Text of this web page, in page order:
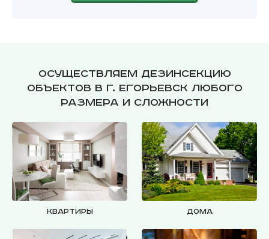
Осуществляем дезинсекцию
объектов в г. Егорьевск любого
размера и сложности
Квартиры Дома